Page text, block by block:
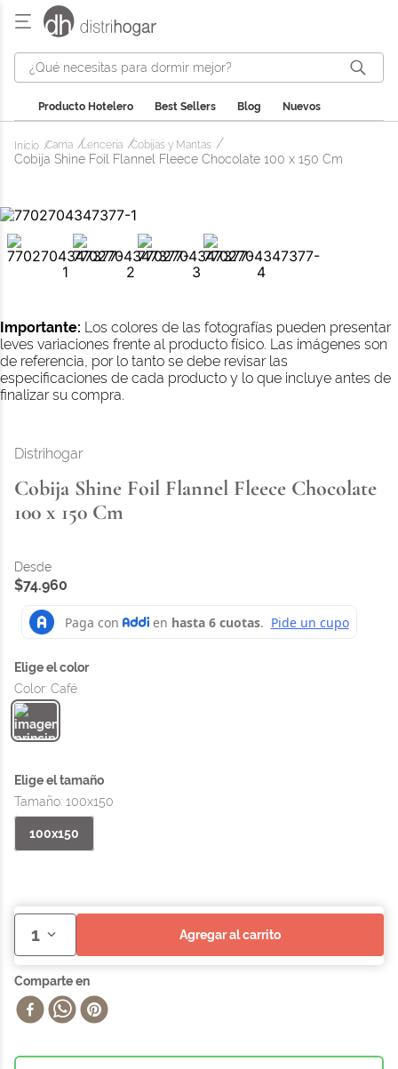
¿Qué necesitas para dormir mejor?
Producto Hotelero Best Sellers Blog Nuevos
Cama Lencería Cobijas y Mantas
Cobija Shine Foil Flannel Fleece Chocolate 100 x 150 Cm
Importante: Los colores de las fotografías pueden presentar
leves variaciones frente al producto físico. Las imágenes son
de referencia, por lo tanto se debe revisar las
especificaciones de cada producto y lo que incluye antes de
finalizar su compra.
Distrihogar
Cobija Shine Foil Flannel Fleece Chocolate
100 x 150 Cm
$74.960
Color: Café
Tamaño: 100x150
100x150
1 agregar al carrito